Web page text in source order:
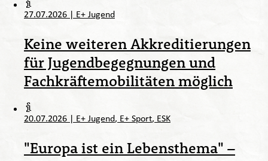
27.07.2026 | E+ Jugend
Keine weiteren Akkreditierungen
für Jugendbegegnungen und
Fachkräftemobilitäten möglich
20.07.2026 | E+ Jugend E+ Sport ESK
"Europa ist ein Lebensthema" –